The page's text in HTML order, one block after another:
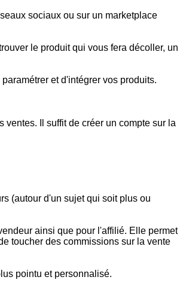
sociaux ou sur un marketplace
le produit qui vous fera décoller, un
et d'intégrer vos produits.
Il suffit de créer un compte sur la
(autour d'un sujet qui soit plus ou
ainsi que pour l'affilié. Elle permet
toucher des commissions sur la vente
pointu et personnalisé.